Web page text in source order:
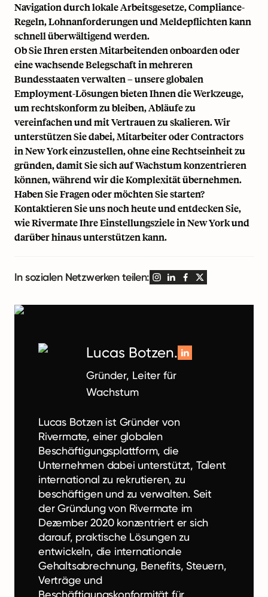
Navigation durch lokale Arbeitsgesetze, Compliance-
Regeln, Lohnanforderungen und Meldepflichten kann
schnell überwältigend werden.
Ob Sie Ihren ersten Mitarbeitenden onboarden oder
eine wachsende Belegschaft in mehreren
Bundesstaaten verwalten – unsere globalen
Employment-Lösungen bieten Ihnen die Werkzeuge,
um rechtskonform zu bleiben, Abläufe zu
vereinfachen und mit Vertrauen zu skalieren. Wir
unterstützen Sie dabei, Mitarbeiter oder Contractors
in New York einzustellen, ohne eine Rechtseinheit zu
gründen, damit Sie sich auf Wachstum konzentrieren
können, während wir die Komplexität übernehmen.
Haben Sie Fragen oder möchten Sie starten?
Kontaktieren Sie uns noch heute und entdecken Sie,
wie Rivermate Ihre Einstellungsziele in New York und
darüber hinaus unterstützen kann.
In sozialen Netzwerken teilen:
Lucas Botzen.
Gründer, Leiter für
Wachstum
Lucas Botzen ist Gründer von
Rivermate, einer globalen
Beschäftigungsplattform, die
Unternehmen dabei unterstützt, Talent
international zu rekrutieren, zu
beschäftigen und zu verwalten. Seit
der Gründung von Rivermate im
Dezember 2020 konzentriert er sich
darauf, praktische Lösungen zu
entwickeln, die internationale
Gehaltsabrechnung, Benefits, Steuern,
Verträge und
Beschäftigungskonformität für